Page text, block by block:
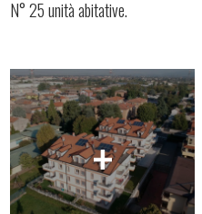
N° 25 unità abitative.